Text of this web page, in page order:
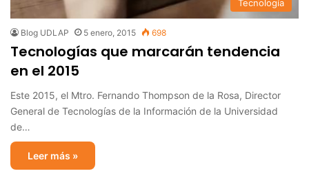
Tecnología
Blog UDLAP 5 enero, 2015 698
Tecnologías que marcarán tendencia
en el 2015
Este 2015, el Mtro. Fernando Thompson de la Rosa, Director
General de Tecnologías de la Información de la Universidad
de…
Leer más »